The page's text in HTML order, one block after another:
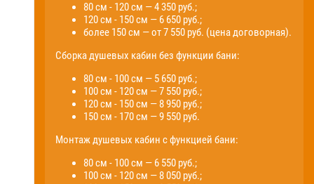
80 см - 120 см — 4 350 руб.;
120 см - 150 см — 6 650 руб.;
более 150 см — от 7 550 руб. (цена договорная).
Сборка душевых кабин без функции бани:
80 см - 100 см — 5 650 руб.;
100 см - 120 см — 7 550 руб.;
120 см - 150 см — 8 950 руб.;
150 см - 170 см — 9 550 руб.
Монтаж душевых кабин с функцией бани:
80 см - 100 см — 6 550 руб.;
100 см - 120 см — 8 050 руб.;